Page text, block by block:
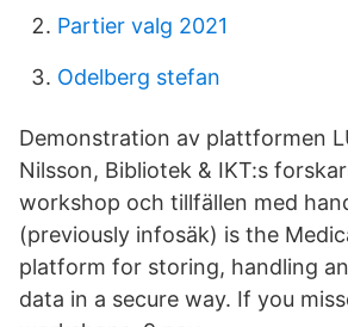
Partier valg 2021
Odelberg stefan
Demonstration av plattformen
Nilsson, Bibliotek & IKT:s
workshop och tillfällen med
(previously infosäk) is the
platform for storing, handling
data in a secure way. If you